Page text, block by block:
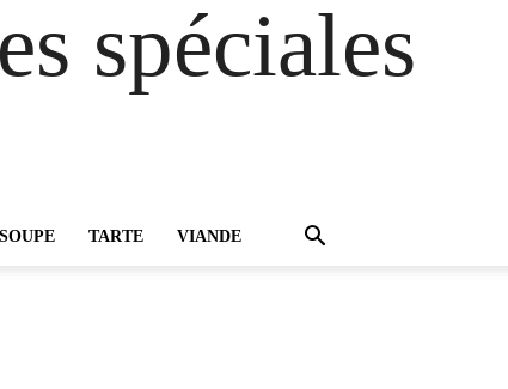
spéciales
SOUPE TARTE VIANDE